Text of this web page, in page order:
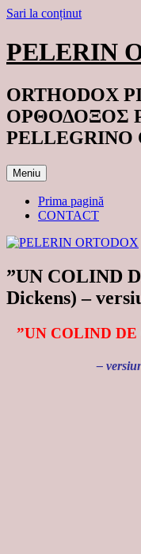
Sari la conținut
PELERIN
ORTHODOX
ΟΡΘΟΔΟΞΟΣ
PELLEGRINO
Meniu
Prima pagină
CONTACT
”UN COLIND
Dickens) –
”UN COLIND DE
–